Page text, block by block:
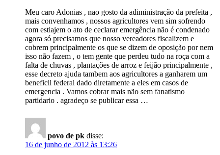
Meu caro Adonias , nao gosto da adiministração da prefeita ,
mais convenhamos , nossos agricultores vem sim sofrendo
com estiajem o ato de ceclarar emergência não é condenado
agora só precisamos que nosso vereadores fiscalizem e
cobrem principalmente os que se dizem de oposição por nem
isso não fazem , o tem gente que perdeu tudo na roça com a
falta de chuvas , plantações de arroz e feijão principalmente ,
esse decreto ajuda tambem aos agricultores a ganharem um
beneficil federal dado diretamente a eles em casos de
emergencia . Vamos cobrar mais não sem fanatismo
partidario . agradeço se publicar essa …
povo de pk disse:
16 de junho de 2012 às 13:26